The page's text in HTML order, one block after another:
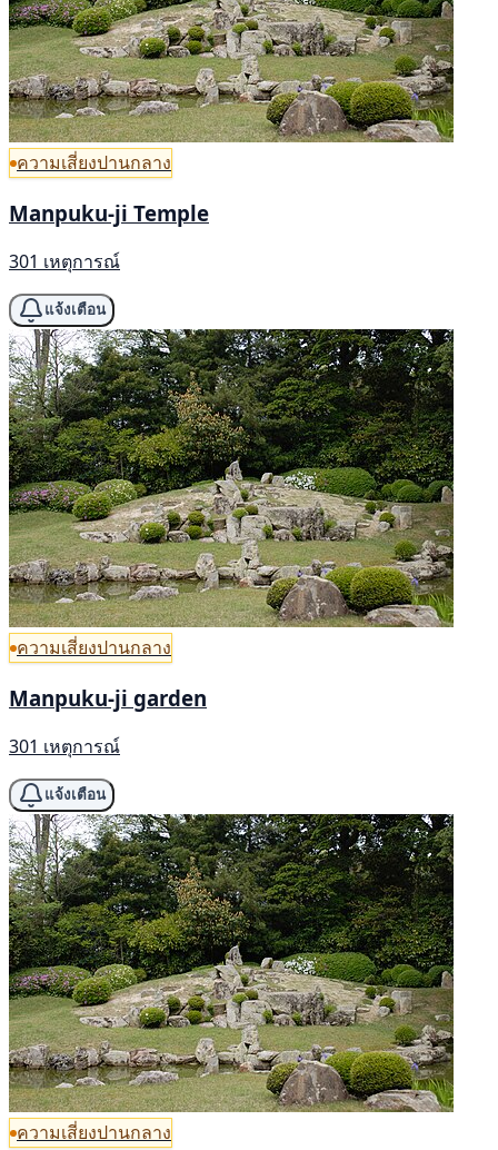
ความเสี่ยงปานกลาง
Manpuku-ji Temple
301 เหตุการณ์
แจ้งเตือน
ความเสี่ยงปานกลาง
Manpuku-ji garden
301 เหตุการณ์
แจ้งเตือน
ความเสี่ยงปานกลาง